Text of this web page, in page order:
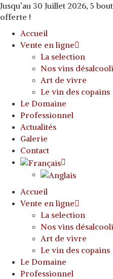
Jusqu’au 30 Juillet 2026, 5
offerte !
Accueil
Vente en ligne
La selection
Nos vins
Art de vivre
Le vin des copains
Le Domaine
Professionnel
Actualités
Galerie
Contact
Accueil
Vente en ligne
La selection
Nos vins
Art de vivre
Le vin des copains
Le Domaine
Professionnel